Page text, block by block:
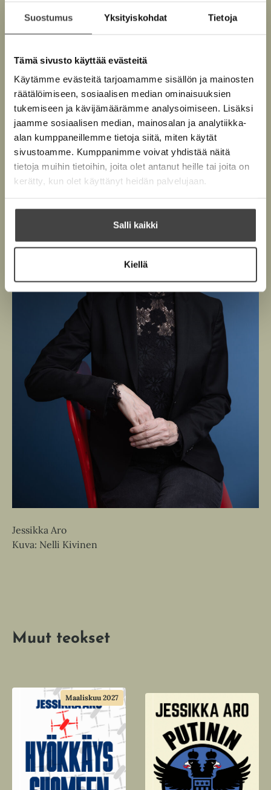
Suostumus Yksityiskohdat Tietoja
Tämä sivusto käyttää evästeitä
Käytämme evästeitä tarjoamamme sisällön ja mainosten
räätälöimiseen, sosiaalisen median ominaisuuksien
tukemiseen ja kävijämäärämme analysoimiseen. Lisäksi
jaamme sosiaalisen median, mainosalan ja analytiikka-
alan kumppaneillemme tietoja siitä, miten käytät
sivustoamme. Kumppanimme voivat yhdistää näitä
tietoja muihin tietoihin, joita olet antanut heille tai joita on
kerätty, kun olet käyttänyt heidän palvelujaan.
Salli kaikki
Kiellä
e
n
ä
l
i
l
e
h
t
e
e
t
n
ä
u
t
e
n
v
ä
l
i
l
e
h
e
n
a
u
t
e
e
n
v
ä
l
i
l
h
e
e
s
i
k
k
a
A
o
Jessikka Aro
Kuva: Nelli Kivinen
Muut teokset
Maaliskuu 2027